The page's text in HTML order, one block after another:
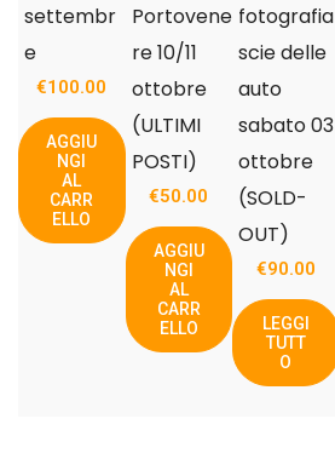
settembr
e
€100.00
AGGIU
NGI
AL
CARR
ELLO
Portovene
re 10/11
ottobre
(ULTIMI
POSTI)
€50.00
AGGIU
NGI
AL
CARR
ELLO
fotografia
scie delle
auto
sabato 03
ottobre
(SOLD-
OUT)
€90.00
LEGGI
TUTT
O